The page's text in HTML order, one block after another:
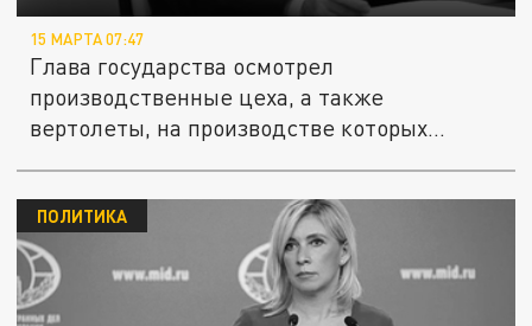
15 МАРТА 07:47
Глава государства осмотрел
производственные цеха, а также
вертолеты, на производстве которых
ПОЛИТИКА